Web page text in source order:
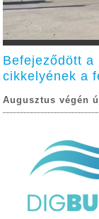
Befejeződött a
cikkelyének a
Augusztus végén